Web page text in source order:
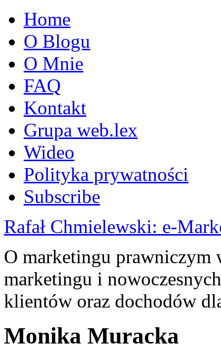
Home
O Blogu
O Mnie
FAQ
Kontakt
Grupa web.lex
Wideo
Polityka prywatności
Subscribe
Rafał Chmielewski: e-
O marketingu prawniczym
marketingu i
klientów oraz dochodów
Monika Muracka